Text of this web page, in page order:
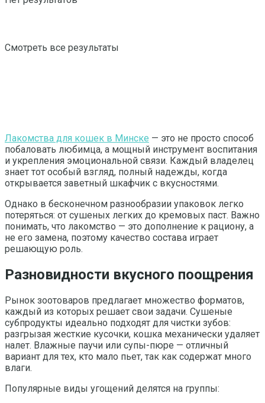
Смотреть все результаты
Лакомства для кошек в Минске — это не просто способ
побаловать любимца, а мощный инструмент воспитания
и укрепления эмоциональной связи. Каждый владелец
знает тот особый взгляд, полный надежды, когда
открывается заветный шкафчик с вкусностями.
Однако в бесконечном разнообразии упаковок легко
потеряться: от сушеных легких до кремовых паст. Важно
понимать, что лакомство — это дополнение к рациону, а
не его замена, поэтому качество состава играет
решающую роль.
Разновидности вкусного поощрения
Рынок зоотоваров предлагает множество форматов,
каждый из которых решает свои задачи. Сушеные
субпродукты идеально подходят для чистки зубов:
разгрызая жесткие кусочки, кошка механически удаляет
налет. Влажные паучи или супы-пюре — отличный
вариант для тех, кто мало пьет, так как содержат много
влаги.
Популярные виды угощений делятся на группы: